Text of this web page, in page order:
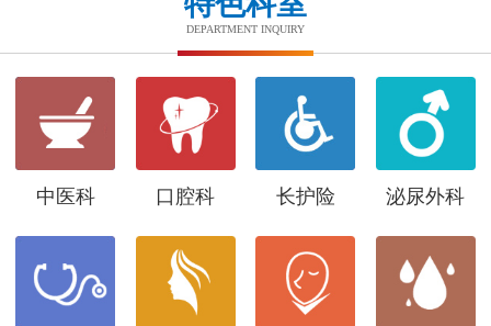
DEPARTMENT INQUIRY
中医科 口腔科 长护险 泌尿外科